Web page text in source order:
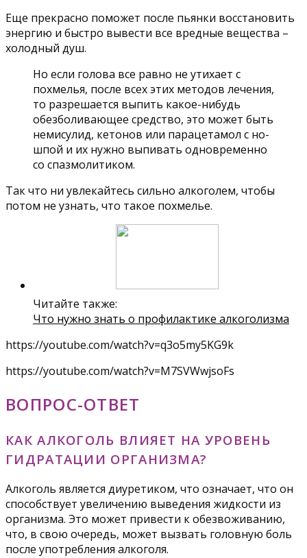
Еще прекрасно поможет после пьянки восстановить
энергию и быстро вывести все вредные вещества –
холодный душ.
Но если голова все равно не утихает с
похмелья, после всех этих методов лечения,
то разрешается выпить какое-нибудь
обезболивающее средство, это может быть
немисулид, кетонов или парацетамол с но-
шпой и их нужно выпивать одновременно
со спазмолитиком.
Так что ни увлекайтесь сильно алкоголем, чтобы
потом не узнать, что такое похмелье.
Читайте также:
Что нужно знать о профилактике алкоголизма
https://youtube.com/watch?v=q3o5my5KG9k
https://youtube.com/watch?v=M7SVWwjsoFs
ВОПРОС-ОТВЕТ
КАК АЛКОГОЛЬ ВЛИЯЕТ НА УРОВЕНЬ
ГИДРАТАЦИИ ОРГАНИЗМА?
Алкоголь является диуретиком, что означает, что он
способствует увеличению выведения жидкости из
организма. Это может привести к обезвоживанию,
что, в свою очередь, может вызвать головную боль
после употребления алкоголя.